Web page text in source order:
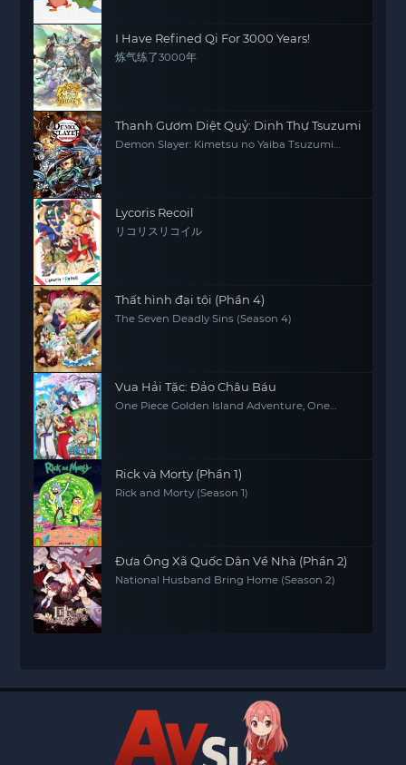
I Have Refined Qi For 3000 Years!
炼气练了3000年
Thanh Gươm Diệt Quỷ: Dinh Thự Tsuzumi
Demon Slayer: Kimetsu no Yaiba Tsuzumi
Lycoris Recoil
リコリスリコイル
Thất hình đại tội (Phần 4)
The Seven Deadly Sins (Season 4)
Vua Hải Tặc: Đảo Châu Báu
One Piece Golden Island Adventure, One
Rick và Morty (Phần 1)
Rick and Morty (Season 1)
Đưa Ông Xã Quốc Dân Về Nhà (Phần 2)
National Husband Bring Home (Season 2)